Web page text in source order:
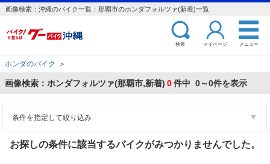
画像検索：沖縄のバイク一覧：那覇市のホンダフォルツァ(新着)一覧
検索 マイページ メニュー
ホンダのバイク ＞
画像検索：ホンダフォルツァ(那覇市,新着) 0件中 0～0件を表示
条件を指定して絞り込み
お探しの条件に該当するバイクがみつかりませんでした。